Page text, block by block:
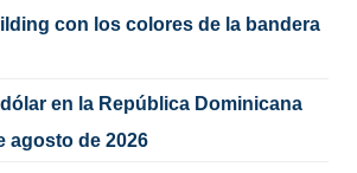
con los colores de la bandera
en la República Dominicana
agosto de 2026